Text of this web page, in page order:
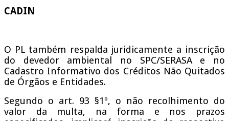
CADIN
O PL também respalda juridicamente a inscrição
do devedor ambiental no SPC/SERASA e no
Cadastro Informativo dos Créditos Não Quitados
de Órgãos e Entidades.
Segundo o art. 93 §1º, o não recolhimento do
valor da multa, na forma e nos prazos